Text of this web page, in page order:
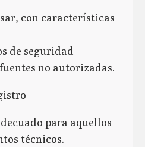
con características
de seguridad
no autorizadas.
para aquellos
técnicos.